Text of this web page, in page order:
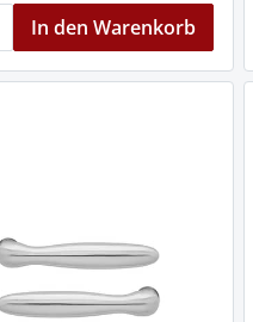
In den Warenkorb